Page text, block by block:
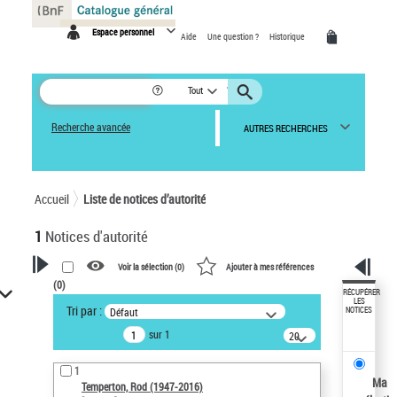
Espace personnel Aide Une question ? Historique
Tout
Recherche avancée AUTRES RECHERCHES
Accueil Liste de notices d’autorité
1 Notices d'autorité
VOTRE RECHERCHE
Recherche avancée dans les
notices d’autorité
Œuvres liées à l'auteur :
Temperton, Rod (1947-2016)
Voir la sélection (0) Ajouter à mes références
(0)
Tri par : Défaut
sur 1
20
résultats/page
1
Temperton, Rod (1947-2016)
RÉCUPÉRER
LES
NOTICES
Ma
Panneau de gestion des cookies